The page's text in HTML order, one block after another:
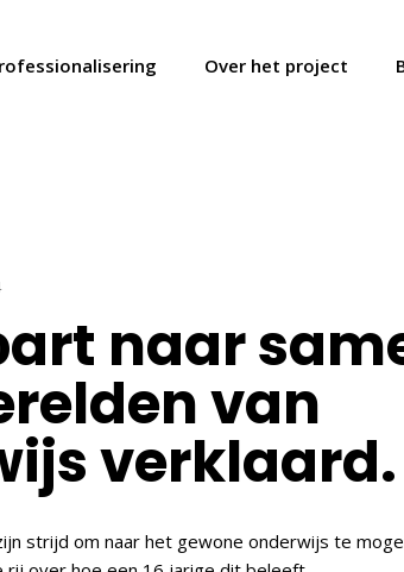
Over het project
naar
van
verklaard.
strijd om naar het gewone onderwijs te